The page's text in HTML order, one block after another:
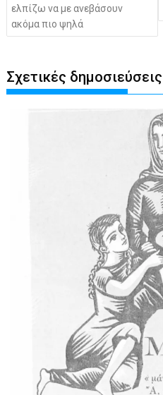
ελπίζω να με ανεβάσουν
ακόμα πιο ψηλά
Σχετικές δημοσιεύσεις